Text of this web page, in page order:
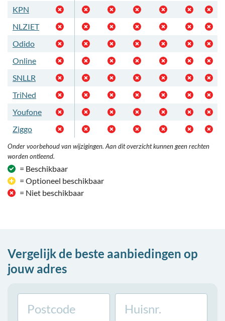
KPN
NLZIET
Odido
Online
SNLLR
TriNed
Youfone
Ziggo
Onder voorbehoud van wijzigingen. Aan dit overzicht kunnen geen rechten
worden ontleend.
= Beschikbaar
= Optioneel beschikbaar
= Niet beschikbaar
Vergelijk de beste aanbiedingen op
jouw adres